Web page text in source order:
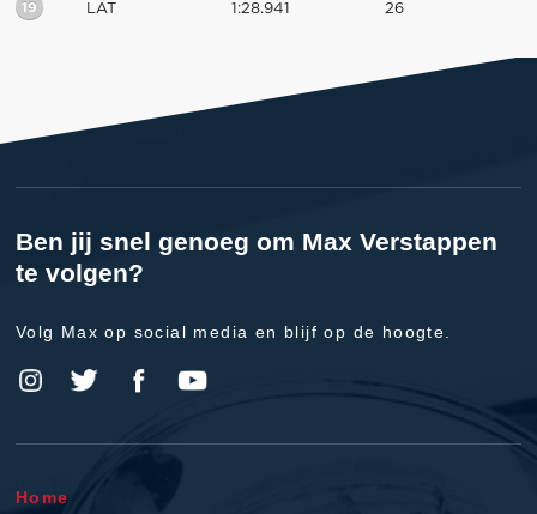
19 LAT 1:28.941 26
Ben jij snel genoeg om Max Verstappen
te volgen?
Volg Max op social media en blijf op de hoogte.
Home